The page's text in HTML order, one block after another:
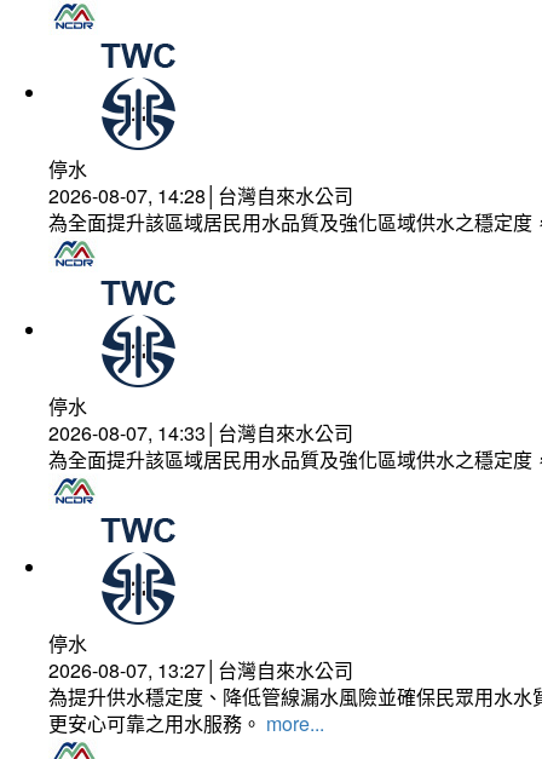
停水
2026-08-07, 14:28│台灣自來水公司
為全面提升該區域居民用水品質及強化區域供水之穩定
停水
2026-08-07, 14:33│台灣自來水公司
為全面提升該區域居民用水品質及強化區域供水之穩定
停水
2026-08-07, 13:27│台灣自來水公司
為提升供水穩定度、降低管線漏水風險並確保民眾用水
更安心可靠之用水服務。 more...